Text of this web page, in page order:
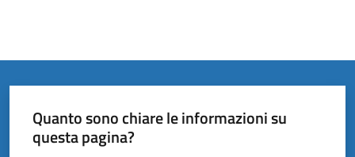
Quanto sono chiare le informazioni su
questa pagina?